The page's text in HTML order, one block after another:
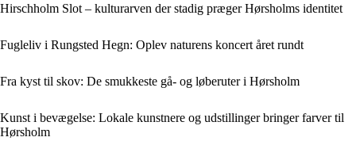
Hirschholm Slot – kulturarven der stadig præger Hørsholms identitet
Fugleliv i Rungsted Hegn: Oplev naturens koncert året rundt
Fra kyst til skov: De smukkeste gå- og løberuter i Hørsholm
Kunst i bevægelse: Lokale kunstnere og udstillinger bringer farver til
Hørsholm